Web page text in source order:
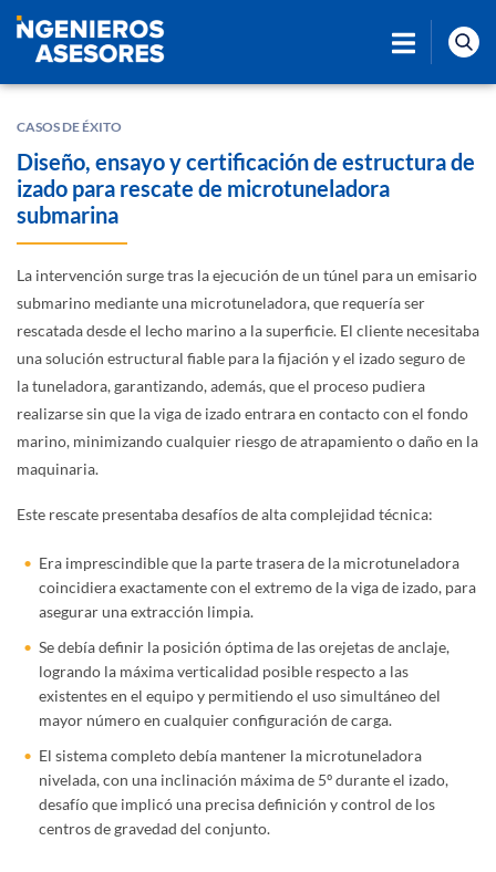
CASOS DE ÉXITO
Diseño, ensayo y certificación de estructura de
izado para rescate de microtuneladora
submarina
La intervención surge tras la ejecución de un túnel para un emisario
submarino mediante una microtuneladora, que requería ser
rescatada desde el lecho marino a la superficie. El cliente necesitaba
una solución estructural fiable para la fijación y el izado seguro de
la tuneladora, garantizando, además, que el proceso pudiera
realizarse sin que la viga de izado entrara en contacto con el fondo
marino, minimizando cualquier riesgo de atrapamiento o daño en la
maquinaria.
Este rescate presentaba desafíos de alta complejidad técnica:
Era imprescindible que la parte trasera de la microtuneladora
coincidiera exactamente con el extremo de la viga de izado, para
asegurar una extracción limpia.
Se debía definir la posición óptima de las orejetas de anclaje,
logrando la máxima verticalidad posible respecto a las
existentes en el equipo y permitiendo el uso simultáneo del
mayor número en cualquier configuración de carga.
El sistema completo debía mantener la microtuneladora
nivelada, con una inclinación máxima de 5º durante el izado,
desafío que implicó una precisa definición y control de los
centros de gravedad del conjunto.